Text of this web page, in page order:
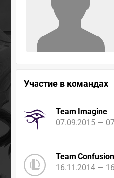
Участие в командах
Team Imagine
07.09.2015 —
Team Confusion
16.11.2014 —